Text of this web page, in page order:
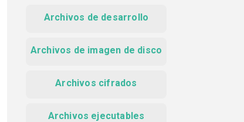
Archivos de desarrollo
Archivos de imagen de disco
Archivos cifrados
Archivos ejecutables